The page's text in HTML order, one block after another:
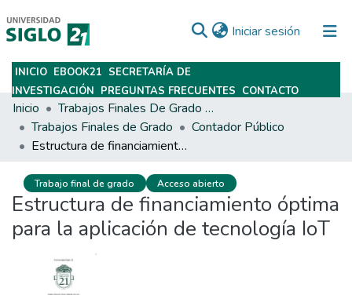
Iniciar sesión (current)
Subir
INICIO EBOOK21 SECRETARÍA DE
INVESTIGACIÓN PREGUNTAS FRECUENTES CONTACTO
Inicio
Trabajos Finales De Grado Y Posgrado
Trabajos Finales de Grado
Contador Público
Estructura de financiamiento óptima para la aplicación de tecnología IoT
Trabajo final de grado Acceso abierto
Estructura de financiamiento óptima
para la aplicación de tecnología IoT